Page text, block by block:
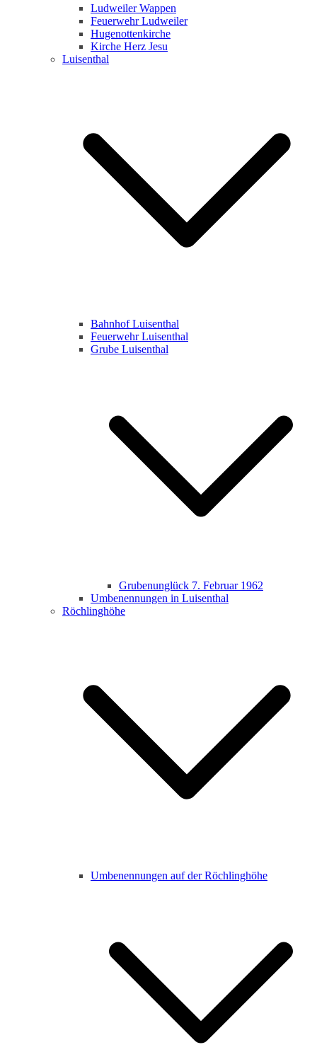
Ludweiler Wappen
Feuerwehr Ludweiler
Hugenottenkirche
Kirche Herz Jesu
Luisenthal
Bahnhof Luisenthal
Feuerwehr Luisenthal
Grube Luisenthal
Grubenunglück 7. Februar 1962
Umbenennungen in Luisenthal
Röchlinghöhe
Umbenennungen auf der Röchlinghöhe